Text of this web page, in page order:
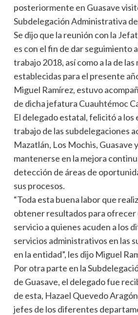
posteriormente en Guasave
Subdelegación Administrativa
Se dijo que la reunión con la
es con el fin de dar seguimiento
trabajo 2018, así como a la de las
establecidas para el presente
Miguel Ramírez, estuvo
de dicha jefatura Cuauhtémoc
El delegado estatal, felicitó a los
trabajo de las subdelegaciones
Mazatlán, Los Mochis, Guasave
mantenerse en la mejora
detección de áreas de
sus procesos.
“Toda esta buena labor que
obtener resultados para ofrecer
servicio a quienes acuden a los
servicios administrativos en las
en la entidad”, les dijo Miguel
Por otra parte en la
de Guasave, el delegado fue
de esta, Hazael Quevedo
jefes de los diferentes